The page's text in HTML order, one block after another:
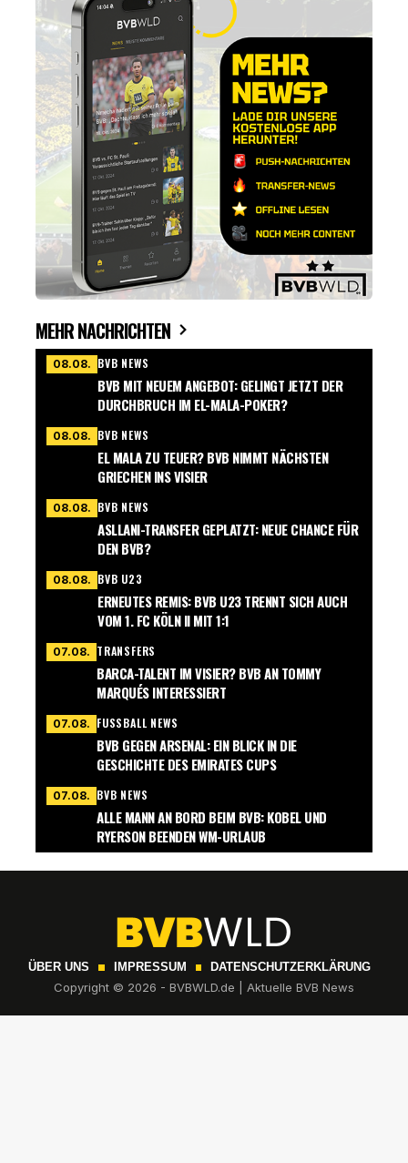
MEHR NACHRICHTEN
08.08. BVB NEWS
BVB MIT NEUEM ANGEBOT: GELINGT JETZT DER
DURCHBRUCH IM EL-MALA-POKER?
08.08. BVB NEWS
EL MALA ZU TEUER? BVB NIMMT NÄCHSTEN
GRIECHEN INS VISIER
08.08. BVB NEWS
ASLLANI-TRANSFER GEPLATZT: NEUE CHANCE FÜR
DEN BVB?
08.08. BVB U23
ERNEUTES REMIS: BVB U23 TRENNT SICH AUCH
VOM 1. FC KÖLN II MIT 1:1
07.08. TRANSFERS
BARCA-TALENT IM VISIER? BVB AN TOMMY
MARQUÉS INTERESSIERT
07.08. FUSSBALL NEWS
BVB GEGEN ARSENAL: EIN BLICK IN DIE
GESCHICHTE DES EMIRATES CUPS
07.08. BVB NEWS
ALLE MANN AN BORD BEIM BVB: KOBEL UND
RYERSON BEENDEN WM-URLAUB
ÜBER UNS IMPRESSUM DATENSCHUTZERKLÄRUNG
Copyright © 2026 - BVBWLD.de | Aktuelle BVB News